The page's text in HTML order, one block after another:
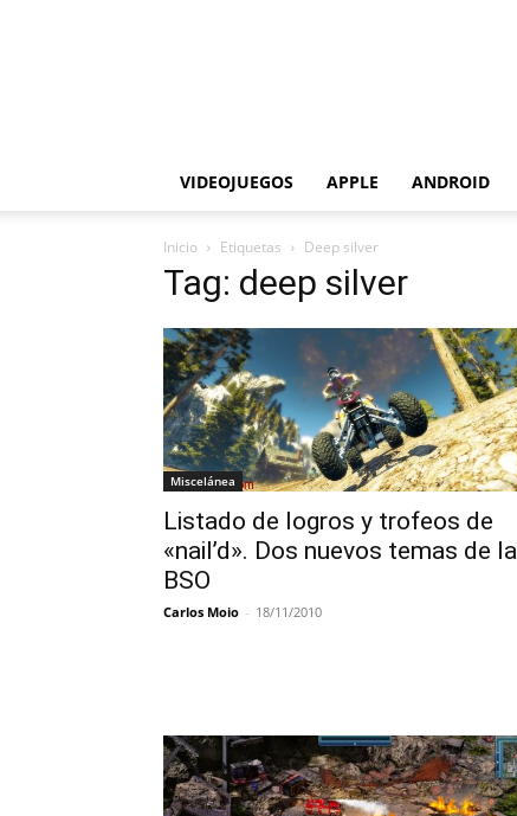
VIDEOJUEGOS APPLE ANDROID
Inicio Etiquetas Deep silver
Tag: deep silver
Miscelánea
Listado de logros y trofeos de
«nail’d». Dos nuevos temas de la
BSO
Carlos Moio - 18/11/2010